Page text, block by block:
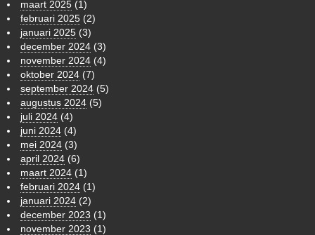
maart 2025 (1)
februari 2025 (2)
januari 2025 (3)
december 2024 (3)
november 2024 (4)
oktober 2024 (7)
september 2024 (5)
augustus 2024 (5)
juli 2024 (4)
juni 2024 (4)
mei 2024 (3)
april 2024 (6)
maart 2024 (1)
februari 2024 (1)
januari 2024 (2)
december 2023 (1)
november 2023 (1)